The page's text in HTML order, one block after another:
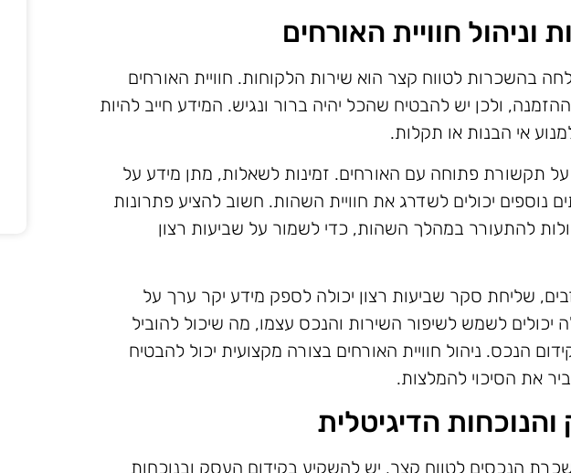
וניהול חוויית האורחים
בהשכרות לטווח קצר הוא שירות הלקוחות. חוויית האורחים
ולכן יש להבטיח שהכל יהיה ברור ונגיש. המידע חייב להיות
אי הבנות או תקלות.
תקשורת פתוחה עם האורחים. זמינות לשאלות, מתן מידע על
נוספים יכולים לשדרג את חוויית השהות. חשוב להציע פתרונות
להתעורר במהלך השהות, כדי לשמור על שביעות רצון
שליחת סקר שביעות רצון יכולה לספק מידע יקר ערך על
יכולים לשמש לשיפור השירות והנכס עצמו, מה שיכול להוביל
הנכס. ניהול חוויית האורחים בצורה מקצועית יכול להבטיח
את הסיכוי להמלצות.
הדיגיטלית
הנכסים לטווח קצר, יש להשקיע בקידום העסק ובנוכחות